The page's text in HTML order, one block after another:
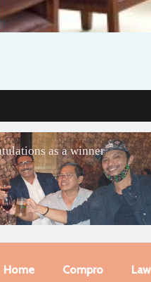
as a winner
Home Compro